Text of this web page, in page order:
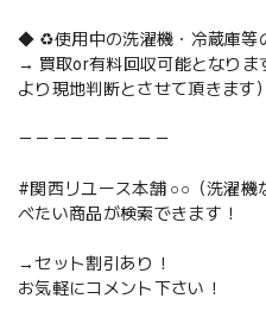
◆ ♻️使用中の洗濯機・冷蔵庫等
→ 買取or有料回収可能となりま
より現地判断とさせて頂きます）
－－－－－－－－－
#関西リユース本舗 ○○（洗濯機
べたい商品が検索できます！
→セット割引あり！
お気軽にコメント下さい！